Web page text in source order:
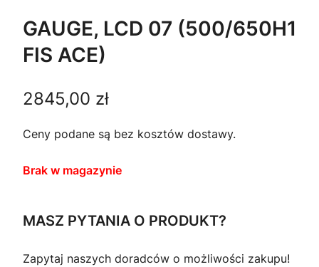
GAUGE, LCD 07 (500/650H1
FIS ACE)
2845,00 zł
Ceny podane są bez kosztów dostawy.
Brak w magazynie
MASZ PYTANIA O PRODUKT?
Zapytaj naszych doradców o możliwości zakupu!